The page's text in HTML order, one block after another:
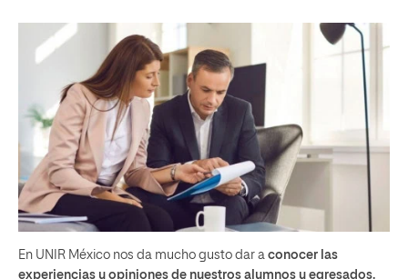
En UNIR México nos da mucho gusto dar a conocer las
experiencias y opiniones de nuestros alumnos y egresados.